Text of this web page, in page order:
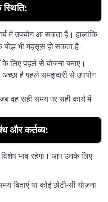
में उपयोग आ सकता है। हालांकि
बोझ भी महसूस हो सकता है।
लिए पहले से योजना बनाएं।
है पहले समझदारी से उपयोग
वह सही समय पर सही कार्य में
और कर्तव्य:
भाव रहेगा। आप उनके लिए
बिताएं या कोई छोटी-सी योजना